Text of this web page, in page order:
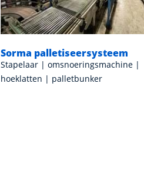
Sorma palletiseersysteem
Stapelaar | omsnoeringsmachine |
hoeklatten | palletbunker